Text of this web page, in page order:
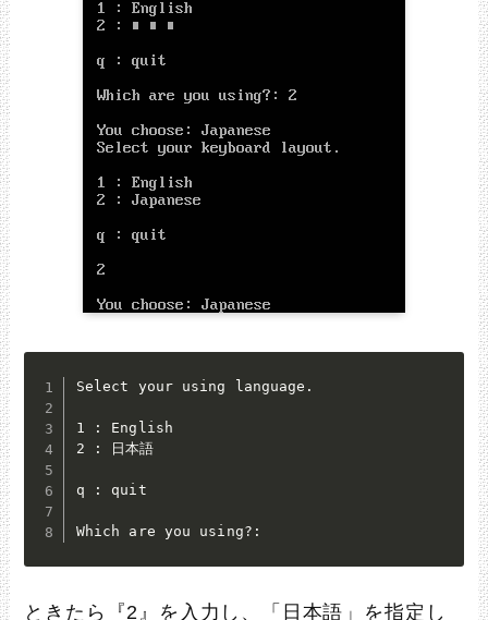
Select your using language.
1 : English
2 : 日本語
q : quit
Which are you using?:
ときたら『2』を入力し、「日本語」を指定し